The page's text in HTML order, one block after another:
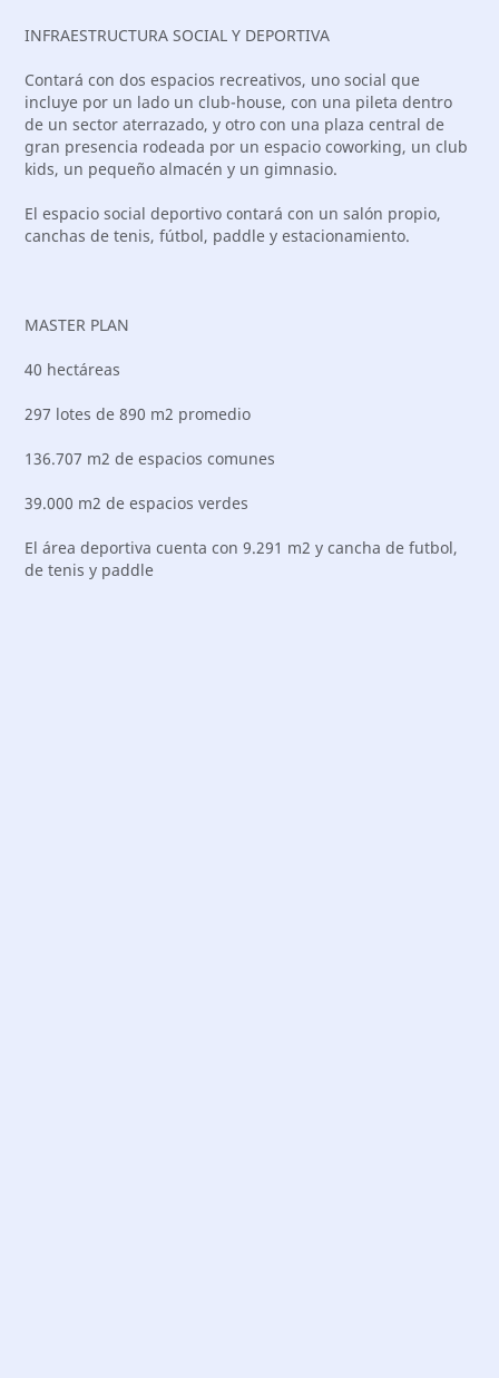
INFRAESTRUCTURA SOCIAL Y DEPORTIVA
Contará con dos espacios recreativos, uno social que
incluye por un lado un club-house, con una pileta dentro
de un sector aterrazado, y otro con una plaza central de
gran presencia rodeada por un espacio coworking, un club
kids, un pequeño almacén y un gimnasio.
El espacio social deportivo contará con un salón propio,
canchas de tenis, fútbol, paddle y estacionamiento.
MASTER PLAN
40 hectáreas
297 lotes de 890 m2 promedio
136.707 m2 de espacios comunes
39.000 m2 de espacios verdes
El área deportiva cuenta con 9.291 m2 y cancha de futbol,
de tenis y paddle